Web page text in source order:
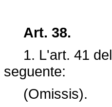
Art. 38.
1. L'art. 41 del
seguente:
(Omissis).